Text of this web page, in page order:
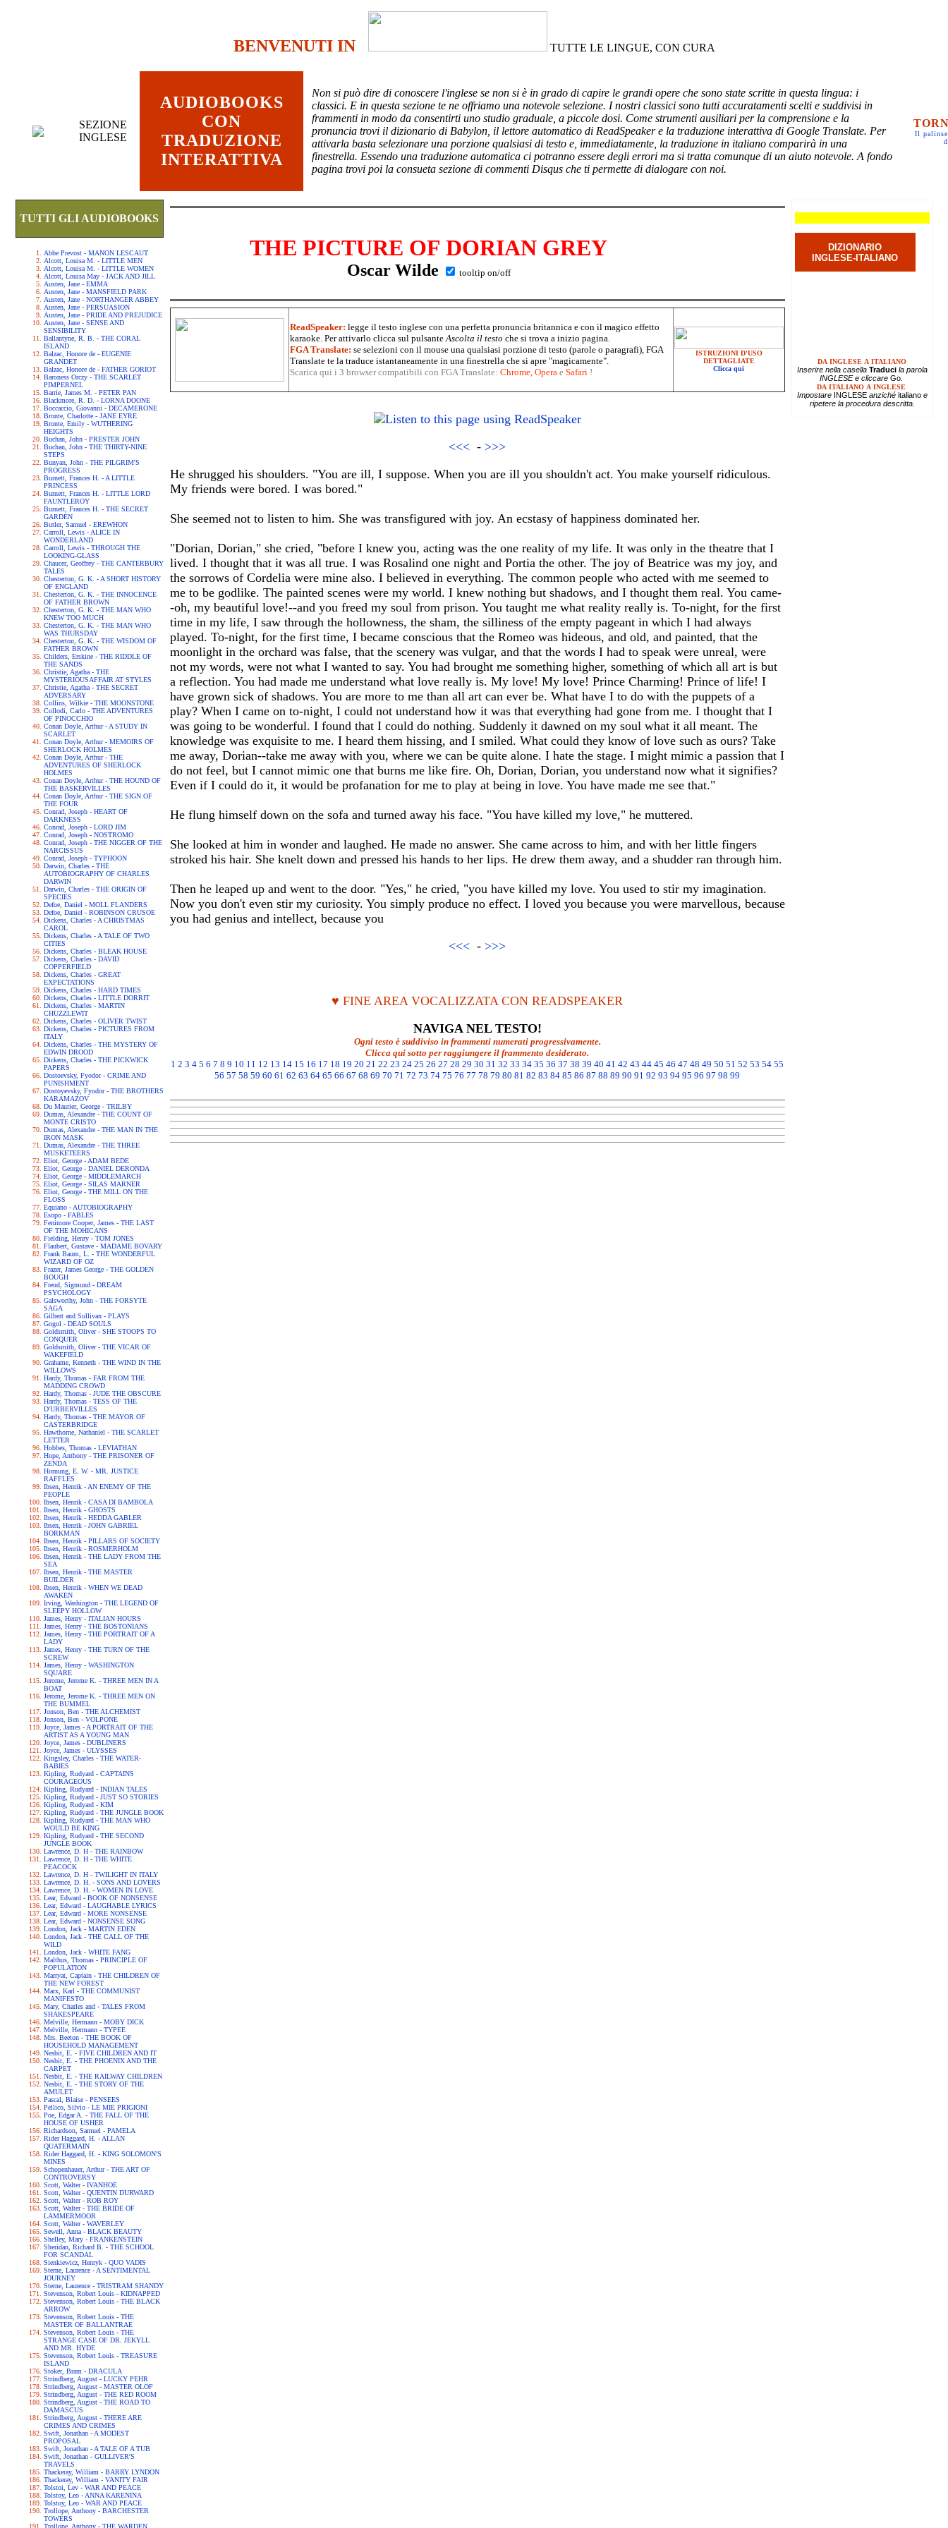
BENVENUTI IN TUTTE LE LINGUE, CON CURA
SEZIONE
INGLESE
AUDIOBOOKS
CON
TRADUZIONE
INTERATTIVA
Non si può dire di conoscere l'inglese se non si è in grado di capire le grandi opere che sono state scritte in questa lingua: i
classici. E in questa sezione te ne offriamo una notevole selezione. I nostri classici sono tutti accuratamenti scelti e suddivisi in
frammenti in modo da consentirti uno studio graduale, a piccole dosi. Come strumenti ausiliari per la comprensione e la
pronuncia trovi il dizionario di Babylon, il lettore automatico di ReadSpeaker e la traduzione interattiva di Google Translate. Per
attivarla basta selezionare una porzione qualsiasi di testo e, immediatamente, la traduzione in italiano comparirà in una
finestrella. Essendo una traduzione automatica ci potranno essere degli errori ma si tratta comunque di un aiuto notevole. A fondo
pagina trovi poi la consueta sezione di commenti Disqus che ti permette di dialogare con noi.
Il
TUTTI GLI AUDIOBOOKS
Abbe Prevost - MANON LESCAUT
Alcott, Louisa M. - LITTLE MEN
Alcott, Louisa M. - LITTLE WOMEN
Alcott, Louisa May - JACK AND JILL
Austen, Jane - EMMA
Austen, Jane - MANSFIELD PARK
Austen, Jane - NORTHANGER ABBEY
Austen, Jane - PERSUASION
Austen, Jane - PRIDE AND PREJUDICE
Austen, Jane - SENSE AND
SENSIBILITY
Ballantyne, R. B. - THE CORAL
ISLAND
Balzac, Honore de - EUGENIE
GRANDET
Balzac, Honore de - FATHER GORIOT
Baroness Orczy - THE SCARLET
PIMPERNEL
Barrie, James M. - PETER PAN
Blackmore, R. D. - LORNA DOONE
Boccaccio, Giovanni - DECAMERONE
Bronte, Charlotte - JANE EYRE
Bronte, Emily - WUTHERING
HEIGHTS
Buchan, John - PRESTER JOHN
Buchan, John - THE THIRTY-NINE
STEPS
Bunyan, John - THE PILGRIM'S
PROGRESS
Burnett, Frances H. - A LITTLE
PRINCESS
Burnett, Frances H. - LITTLE LORD
FAUNTLEROY
Burnett, Frances H. - THE SECRET
GARDEN
Butler, Samuel - EREWHON
Carroll, Lewis - ALICE IN
WONDERLAND
Carroll, Lewis - THROUGH THE
LOOKING-GLASS
Chaucer, Geoffrey - THE CANTERBURY
TALES
Chesterton, G. K. - A SHORT HISTORY
OF ENGLAND
Chesterton, G. K. - THE INNOCENCE
OF FATHER BROWN
Chesterton, G. K. - THE MAN WHO
KNEW TOO MUCH
Chesterton, G. K. - THE MAN WHO
WAS THURSDAY
Chesterton, G. K. - THE WISDOM OF
FATHER BROWN
Childers, Erskine - THE RIDDLE OF
THE SANDS
Christie, Agatha - THE
MYSTERIOUSAFFAIR AT STYLES
Christie, Agatha - THE SECRET
ADVERSARY
Collins, Wilkie - THE MOONSTONE
Collodi, Carlo - THE ADVENTURES
OF PINOCCHIO
Conan Doyle, Arthur - A STUDY IN
SCARLET
Conan Doyle, Arthur - MEMOIRS OF
SHERLOCK HOLMES
Conan Doyle, Arthur - THE
ADVENTURES OF SHERLOCK
HOLMES
Conan Doyle, Arthur - THE HOUND OF
THE BASKERVILLES
Conan Doyle, Arthur - THE SIGN OF
THE FOUR
Conrad, Joseph - HEART OF
DARKNESS
Conrad, Joseph - LORD JIM
Conrad, Joseph - NOSTROMO
Conrad, Joseph - THE NIGGER OF THE
NARCISSUS
Conrad, Joseph - TYPHOON
Darwin, Charles - THE
AUTOBIOGRAPHY OF CHARLES
DARWIN
Darwin, Charles - THE ORIGIN OF
SPECIES
Defoe, Daniel - MOLL FLANDERS
Defoe, Daniel - ROBINSON CRUSOE
Dickens, Charles - A CHRISTMAS
CAROL
Dickens, Charles - A TALE OF TWO
CITIES
Dickens, Charles - BLEAK HOUSE
Dickens, Charles - DAVID
COPPERFIELD
Dickens, Charles - GREAT
EXPECTATIONS
Dickens, Charles - HARD TIMES
Dickens, Charles - LITTLE DORRIT
Dickens, Charles - MARTIN
CHUZZLEWIT
Dickens, Charles - OLIVER TWIST
Dickens, Charles - PICTURES FROM
ITALY
Dickens, Charles - THE MYSTERY OF
EDWIN DROOD
Dickens, Charles - THE PICKWICK
PAPERS
Dostoevsky, Fyodor - CRIME AND
PUNISHMENT
Dostoyevsky, Fyodor - THE BROTHERS
KARAMAZOV
Du Maurier, George - TRILBY
Dumas, Alexandre - THE COUNT OF
MONTE CRISTO
Dumas, Alexandre - THE MAN IN THE
IRON MASK
Dumas, Alexandre - THE THREE
MUSKETEERS
Eliot, George - ADAM BEDE
Eliot, George - DANIEL DERONDA
Eliot, George - MIDDLEMARCH
Eliot, George - SILAS MARNER
Eliot, George - THE MILL ON THE
FLOSS
Equiano - AUTOBIOGRAPHY
Esopo - FABLES
Fenimore Cooper, James - THE LAST
OF THE MOHICANS
Fielding, Henry - TOM JONES
Flaubert, Gustave - MADAME BOVARY
Frank Baum, L. - THE WONDERFUL
WIZARD OF OZ
Frazer, James George - THE GOLDEN
BOUGH
Freud, Sigmund - DREAM
PSYCHOLOGY
Galsworthy, John - THE FORSYTE
SAGA
Gilbert and Sullivan - PLAYS
Gogol - DEAD SOULS
Goldsmith, Oliver - SHE STOOPS TO
CONQUER
Goldsmith, Oliver - THE VICAR OF
WAKEFIELD
Grahame, Kenneth - THE WIND IN THE
WILLOWS
Hardy, Thomas - FAR FROM THE
MADDING CROWD
Hardy, Thomas - JUDE THE OBSCURE
Hardy, Thomas - TESS OF THE
D'URBERVILLES
Hardy, Thomas - THE MAYOR OF
CASTERBRIDGE
Hawthorne, Nathaniel - THE SCARLET
LETTER
Hobbes, Thomas - LEVIATHAN
Hope, Anthony - THE PRISONER OF
ZENDA
Hornung, E. W. - MR. JUSTICE
RAFFLES
Ibsen, Henrik - AN ENEMY OF THE
PEOPLE
Ibsen, Henrik - CASA DI BAMBOLA
Ibsen, Henrik - GHOSTS
Ibsen, Henrik - HEDDA GABLER
Ibsen, Henrik - JOHN GABRIEL
BORKMAN
Ibsen, Henrik - PILLARS OF SOCIETY
Ibsen, Henrik - ROSMERHOLM
Ibsen, Henrik - THE LADY FROM THE
SEA
Ibsen, Henrik - THE MASTER
BUILDER
Ibsen, Henrik - WHEN WE DEAD
AWAKEN
Irving, Washington - THE LEGEND OF
SLEEPY HOLLOW
James, Henry - ITALIAN HOURS
James, Henry - THE BOSTONIANS
James, Henry - THE PORTRAIT OF A
LADY
James, Henry - THE TURN OF THE
SCREW
James, Henry - WASHINGTON
SQUARE
Jerome, Jerome K. - THREE MEN IN A
BOAT
Jerome, Jerome K. - THREE MEN ON
THE BUMMEL
Jonson, Ben - THE ALCHEMIST
Jonson, Ben - VOLPONE
Joyce, James - A PORTRAIT OF THE
ARTIST AS A YOUNG MAN
Joyce, James - DUBLINERS
Joyce, James - ULYSSES
Kingsley, Charles - THE WATER-
BABIES
Kipling, Rudyard - CAPTAINS
COURAGEOUS
Kipling, Rudyard - INDIAN TALES
Kipling, Rudyard - JUST SO STORIES
Kipling, Rudyard - KIM
Kipling, Rudyard - THE JUNGLE BOOK
Kipling, Rudyard - THE MAN WHO
WOULD BE KING
Kipling, Rudyard - THE SECOND
JUNGLE BOOK
Lawrence, D. H - THE RAINBOW
Lawrence, D. H - THE WHITE
PEACOCK
Lawrence, D. H - TWILIGHT IN ITALY
Lawrence, D. H. - SONS AND LOVERS
Lawrence, D. H. - WOMEN IN LOVE
Lear, Edward - BOOK OF NONSENSE
Lear, Edward - LAUGHABLE LYRICS
Lear, Edward - MORE NONSENSE
Lear, Edward - NONSENSE SONG
London, Jack - MARTIN EDEN
London, Jack - THE CALL OF THE
WILD
London, Jack - WHITE FANG
Malthus, Thomas - PRINCIPLE OF
POPULATION
Marryat, Captain - THE CHILDREN OF
THE NEW FOREST
Marx, Karl - THE COMMUNIST
MANIFESTO
Mary, Charles and - TALES FROM
SHAKESPEARE
Melville, Hermann - MOBY DICK
Melville, Hermann - TYPEE
Mrs. Beeton - THE BOOK OF
HOUSEHOLD MANAGEMENT
Nesbit, E. - FIVE CHILDREN AND IT
Nesbit, E. - THE PHOENIX AND THE
CARPET
Nesbit, E. - THE RAILWAY CHILDREN
Nesbit, E. - THE STORY OF THE
AMULET
Pascal, Blaise - PENSEES
Pellico, Silvio - LE MIE PRIGIONI
Poe, Edgar A. - THE FALL OF THE
HOUSE OF USHER
Richardson, Samuel - PAMELA
Rider Haggard, H. - ALLAN
QUATERMAIN
Rider Haggard, H. - KING SOLOMON'S
MINES
Schopenhauer, Arthur - THE ART OF
CONTROVERSY
Scott, Walter - IVANHOE
Scott, Walter - QUENTIN DURWARD
Scott, Walter - ROB ROY
Scott, Walter - THE BRIDE OF
LAMMERMOOR
Scott, Walter - WAVERLEY
Sewell, Anna - BLACK BEAUTY
Shelley, Mary - FRANKENSTEIN
Sheridan, Richard B. - THE SCHOOL
FOR SCANDAL
Sienkiewicz, Henryk - QUO VADIS
Sterne, Laurence - A SENTIMENTAL
JOURNEY
Sterne, Laurence - TRISTRAM SHANDY
Stevenson, Robert Louis - KIDNAPPED
Stevenson, Robert Louis - THE BLACK
ARROW
Stevenson, Robert Louis - THE
MASTER OF BALLANTRAE
Stevenson, Robert Louis - THE
STRANGE CASE OF DR. JEKYLL
AND MR. HYDE
Stevenson, Robert Louis - TREASURE
ISLAND
Stoker, Bram - DRACULA
Strindberg, August - LUCKY PEHR
Strindberg, August - MASTER OLOF
Strindberg, August - THE RED ROOM
Strindberg, August - THE ROAD TO
DAMASCUS
Strindberg, August - THERE ARE
CRIMES AND CRIMES
Swift, Jonathan - A MODEST
PROPOSAL
Swift, Jonathan - A TALE OF A TUB
Swift, Jonathan - GULLIVER'S
TRAVELS
Thackeray, William - BARRY LYNDON
Thackeray, William - VANITY FAIR
Tolstoi, Lev - WAR AND PEACE
Tolstoy, Leo - ANNA KARENINA
Tolstoy, Leo - WAR AND PEACE
Trollope, Anthony - BARCHESTER
TOWERS
Trollope, Anthony - THE WARDEN
THE PICTURE OF DORIAN GREY
Oscar Wilde tooltip on/off
ReadSpeaker: legge il testo inglese con una perfetta pronuncia britannica e con il magico effetto
karaoke. Per attivarlo clicca sul pulsanteAscolta il testo che si trova a inizio pagina.
FGA Translate: se selezioni con il mouse una qualsiasi porzione di testo (parole o paragrafi), FGA
Translate te la traduce istantaneamente in una finestrella che si apre "magicamente".
Scarica qui i 3 browser compatibili con FGA Translate: Chrome, Operae Safari !
ISTRUZIONI D'USO
DETTAGLIATE
Clicca qui
<<< - >>>
He shrugged his shoulders. "You are ill, I suppose. When you are ill you shouldn't act. You make yourself ridiculous.
My friends were bored. I was bored."
She seemed not to listen to him. She was transfigured with joy. An ecstasy of happiness dominated her.
"Dorian, Dorian," she cried, "before I knew you, acting was the one reality of my life. It was only in the theatre that I
lived. I thought that it was all true. I was Rosalind one night and Portia the other. The joy of Beatrice was my joy, and
the sorrows of Cordelia were mine also. I believed in everything. The common people who acted with me seemed to
me to be godlike. The painted scenes were my world. I knew nothing but shadows, and I thought them real. You came-
-oh, my beautiful love!--and you freed my soul from prison. You taught me what reality really is. To-night, for the first
time in my life, I saw through the hollowness, the sham, the silliness of the empty pageant in which I had always
played. To-night, for the first time, I became conscious that the Romeo was hideous, and old, and painted, that the
moonlight in the orchard was false, that the scenery was vulgar, and that the words I had to speak were unreal, were
not my words, were not what I wanted to say. You had brought me something higher, something of which all art is but
a reflection. You had made me understand what love really is. My love! My love! Prince Charming! Prince of life! I
have grown sick of shadows. You are more to me than all art can ever be. What have I to do with the puppets of a
play? When I came on to-night, I could not understand how it was that everything had gone from me. I thought that I
was going to be wonderful. I found that I could do nothing. Suddenly it dawned on my soul what it all meant. The
knowledge was exquisite to me. I heard them hissing, and I smiled. What could they know of love such as ours? Take
me away, Dorian--take me away with you, where we can be quite alone. I hate the stage. I might mimic a passion that I
do not feel, but I cannot mimic one that burns me like fire. Oh, Dorian, Dorian, you understand now what it signifies?
Even if I could do it, it would be profanation for me to play at being in love. You have made me see that."
He flung himself down on the sofa and turned away his face. "You have killed my love," he muttered.
She looked at him in wonder and laughed. He made no answer. She came across to him, and with her little fingers
stroked his hair. She knelt down and pressed his hands to her lips. He drew them away, and a shudder ran through him.
Then he leaped up and went to the door. "Yes," he cried, "you have killed my love. You used to stir my imagination.
Now you don't even stir my curiosity. You simply produce no effect. I loved you because you were marvellous, because
you had genius and intellect, because you
<<< - >>>
♥ FINE AREA VOCALIZZATA CON READSPEAKER
NAVIGA NEL TESTO!
Ogni testo è suddiviso in frammenti numerati progressivamente.
Clicca qui sotto per raggiungere il frammento desiderato.
1 2 3 4 5 6 7 8 9 10 11 12 13 14 15 16 17 18 19 20 21 22 23 24 25 26 27 28 29 30 31 32 33 34 35 36 37 38 39 40 41 42 43 44 45 46 47 48 49 50 51 52 53 54 55
56 57 58 59 60 61 62 63 64 65 66 67 68 69 70 71 72 73 74 75 76 77 78 79 80 81 82 83 84 85 86 87 88 89 90 91 92 93 94 95 96 97 98 99
DIZIONARIO
INGLESE-ITALIANO
DA INGLESE A ITALIANO
Inserire nella casella Traducila parola
INGLESE e cliccare Go.
DA ITALIANO A INGLESE
Impostare INGLESEanziché italianoe
ripetere la procedura descritta.